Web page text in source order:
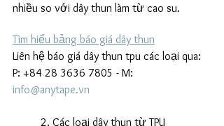
nhiều so với dây thun làm từ cao su.
Tìm hiểu bảng báo giá dây thun
Liên hệ báo giá dây thun tpu các loại qua:
P: +84 28 3636 7805 - M:
info@anytape.vn
	2. Các loại dây thun từ TPU